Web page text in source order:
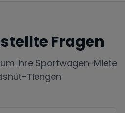
Fragen
Ihre Sportwagen-Miete
Tiengen